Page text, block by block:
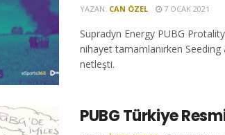
YAZAN: CAN ÖZEL 7 OCAK 2021
Supradyn Energy PUBG
nihayet tamamlanırken Seeding
netleşti.
PUBG Türkiye